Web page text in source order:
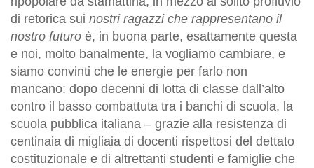
di retorica sui nostri ragazzi che rappresentano il
nostro futuro è, in buona parte, esattamente questa
e noi, molto banalmente, la vogliamo cambiare, e
siamo convinti che le energie per farlo non
mancano: dopo decenni di lotta di classe dall’alto
contro il basso combattuta tra i banchi di scuola, la
scuola pubblica italiana – grazie alla resistenza di
centinaia di migliaia di docenti rispettosi del dettato
costituzionale e di altrettanti studenti e famiglie che